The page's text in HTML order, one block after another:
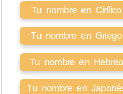
Tu nombre en Cirílico
Tu nombre en Griego
Tu nombre en Hebreo
Tu nombre en